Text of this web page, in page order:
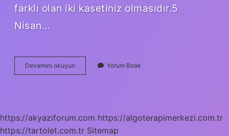
farklı olan iki kasetiniz olmasıdır.5
Nisan…
Devamını okuyun
Çaların
Yorum Bırak
https://akyaziforum.com https://algoterapimerkezi.com.tr
https://tartolet.com.tr Sitemap